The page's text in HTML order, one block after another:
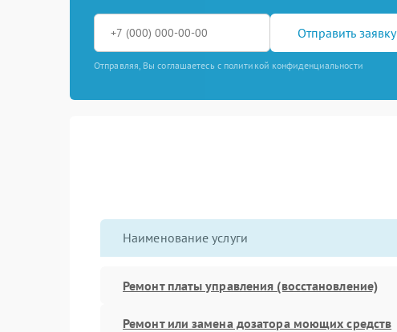
Отправить заявку
Отправляя, Вы соглашаетесь с политикой конфиденциальности
Наименование услуги
Ремонт платы управления (восстановление)
Ремонт или замена дозатора моющих средств